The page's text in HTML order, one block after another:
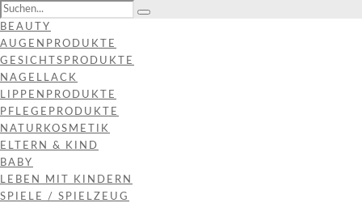
BEAUTY
AUGENPRODUKTE
GESICHTSPRODUKTE
NAGELLACK
LIPPENPRODUKTE
PFLEGEPRODUKTE
NATURKOSMETIK
ELTERN & KIND
BABY
LEBEN MIT KINDERN
SPIELE / SPIELZEUG